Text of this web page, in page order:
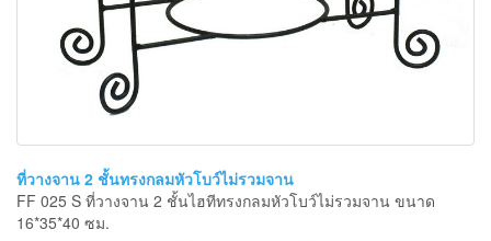
ที่วางจาน 2 ชั้นทรงกลมหัวโบว์ไม่รวมจาน
FF 025 S ที่วางจาน 2 ชั้นไฮทีทรงกลมหัวโบว์ไม่รวมจาน ขนาด
16*35*40 ซม.